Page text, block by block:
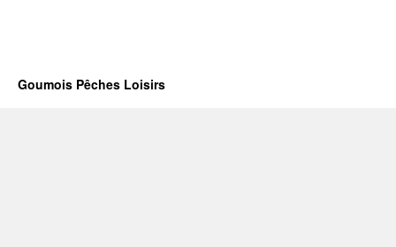
Goumois Pêches Loisirs